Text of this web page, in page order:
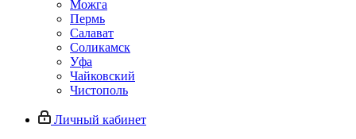
Можга
Пермь
Салават
Соликамск
Уфа
Чайковский
Чистополь
Личный кабинет